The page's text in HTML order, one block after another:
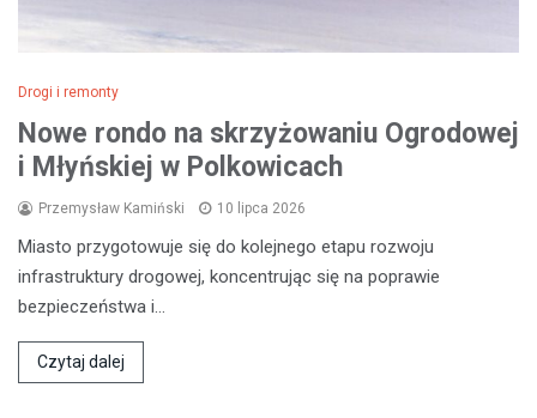
Drogi i remonty
Nowe rondo na skrzyżowaniu Ogrodowej
i Młyńskiej w Polkowicach
Przemysław Kamiński 10 lipca 2026
Miasto przygotowuje się do kolejnego etapu rozwoju
infrastruktury drogowej, koncentrując się na poprawie
bezpieczeństwa i…
Czytaj dalej